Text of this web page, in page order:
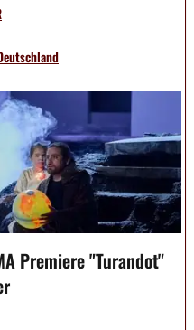
Premiere "Turandot"